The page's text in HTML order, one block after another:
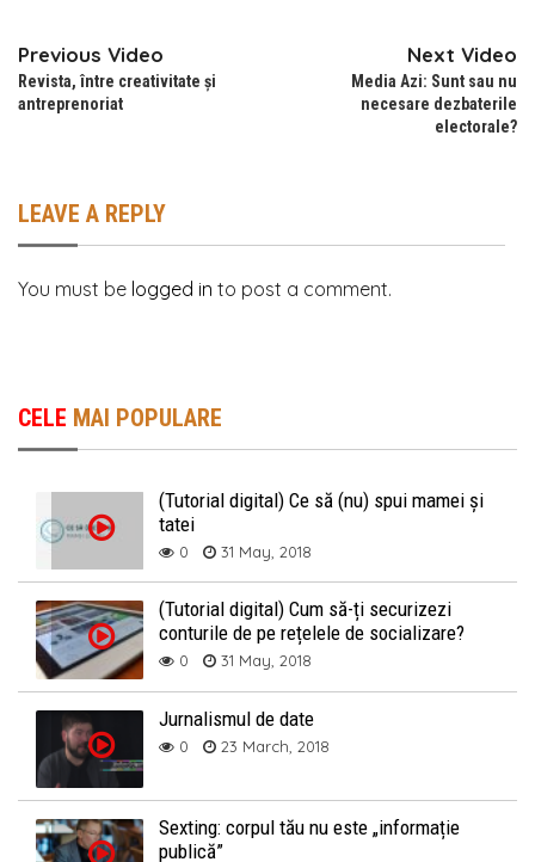
Previous Video
Revista, între creativitate și
antreprenoriat
Next Video
Media Azi: Sunt sau nu
necesare dezbaterile
electorale?
LEAVE A REPLY
You must be logged in to post a comment.
CELE MAI POPULARE
(Tutorial digital) Ce să (nu) spui mamei și
tatei
0 31 May, 2018
(Tutorial digital) Cum să-ți securizezi
conturile de pe rețelele de socializare?
0 31 May, 2018
Jurnalismul de date
0 23 March, 2018
Sexting: corpul tău nu este „informație
publică”